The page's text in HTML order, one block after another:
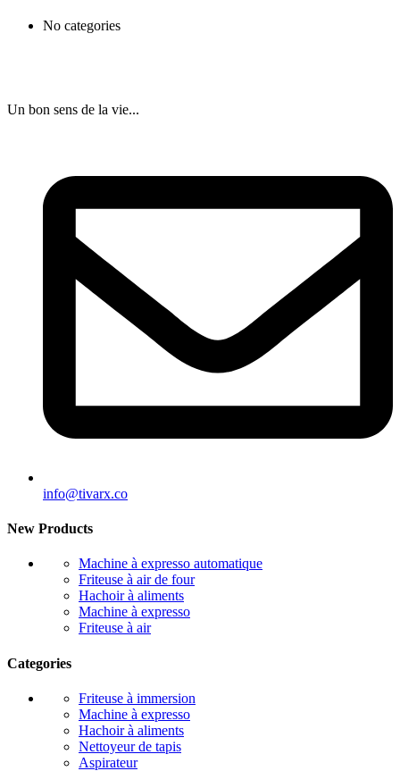
No categories
Un bon sens de la vie...
info@tivarx.co
New Products
Machine à expresso automatique
Friteuse à air de four
Hachoir à aliments
Machine à expresso
Friteuse à air
Categories
Friteuse à immersion
Machine à expresso
Hachoir à aliments
Nettoyeur de tapis
Aspirateur